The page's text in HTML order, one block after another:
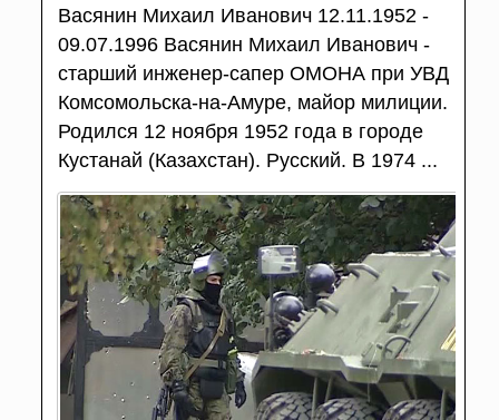
Васянин Михаил Иванович 12.11.1952 -
09.07.1996 Васянин Михаил Иванович -
старший инженер-сапер ОМОНА при УВД
Комсомольска-на-Амуре, майор милиции.
Родился 12 ноября 1952 года в городе
Кустанай (Казахстан). Русский. В 1974 ...